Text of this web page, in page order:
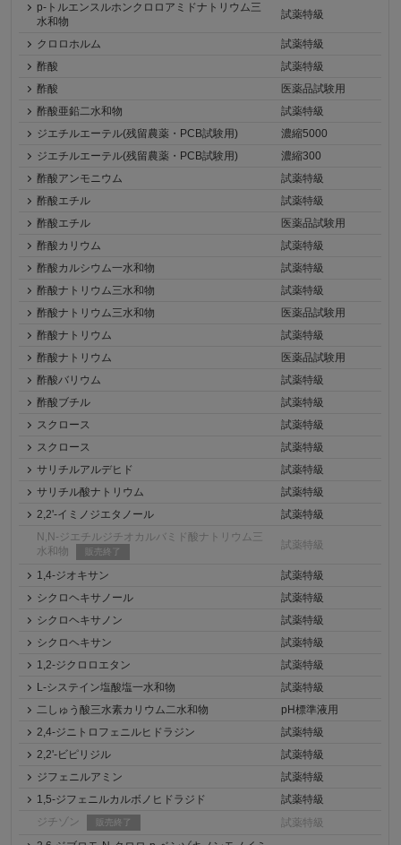
p-トルエンスルホンクロロアミドナトリウム三
水和物
試薬特級
クロロホルム
試薬特級
酢酸
試薬特級
酢酸
医薬品試験用
酢酸亜鉛二水和物
試薬特級
ジエチルエーテル(残留農薬・PCB試験用)
濃縮5000
ジエチルエーテル(残留農薬・PCB試験用)
濃縮300
酢酸アンモニウム
試薬特級
酢酸エチル
試薬特級
酢酸エチル
医薬品試験用
酢酸カリウム
試薬特級
酢酸カルシウム一水和物
試薬特級
酢酸ナトリウム三水和物
試薬特級
酢酸ナトリウム三水和物
医薬品試験用
酢酸ナトリウム
試薬特級
酢酸ナトリウム
医薬品試験用
酢酸バリウム
試薬特級
酢酸ブチル
試薬特級
スクロース
試薬特級
スクロース
試薬特級
サリチルアルデヒド
試薬特級
サリチル酸ナトリウム
試薬特級
2,2'-イミノジエタノール
試薬特級
N,N-ジエチルジチオカルバミド酸ナトリウム三
水和物
販売終了
試薬特級
1,4-ジオキサン
試薬特級
シクロヘキサノール
試薬特級
シクロヘキサノン
試薬特級
シクロヘキサン
試薬特級
1,2-ジクロロエタン
試薬特級
L-システイン塩酸塩一水和物
試薬特級
二しゅう酸三水素カリウム二水和物
pH標準液用
2,4-ジニトロフェニルヒドラジン
試薬特級
2,2'-ビピリジル
試薬特級
ジフェニルアミン
試薬特級
1,5-ジフェニルカルボノヒドラジド
試薬特級
ジチゾン
販売終了
試薬特級